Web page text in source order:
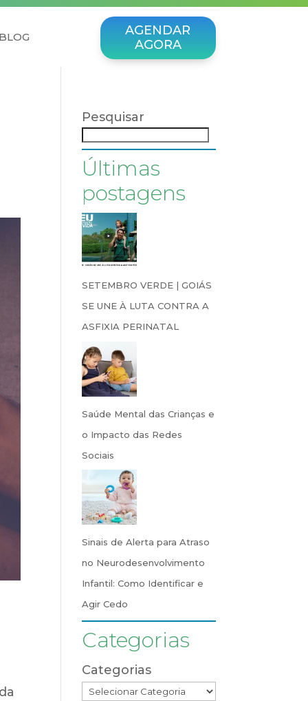
BLOG
AGENDAR
AGORA
Pesquisar
Últimas
postagens
SETEMBRO VERDE | GOIÁS
SE UNE À LUTA CONTRA A
ASFIXIA PERINATAL
Saúde Mental das Crianças e
o Impacto das Redes
Sociais
Sinais de Alerta para Atraso
no Neurodesenvolvimento
Infantil: Como Identificar e
Agir Cedo
Categorias
Categorias